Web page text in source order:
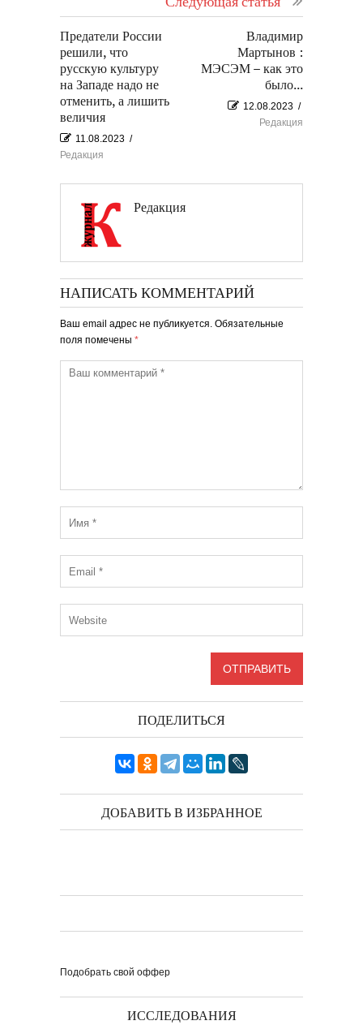
Предатели России
решили, что
русскую культуру
на Западе надо не
отменить, а лишить
величия
11.08.2023 /
Редакция
Владимир
Мартынов :
МЭСЭМ – как это
было...
12.08.2023 /
Редакция
Редакция
НАПИСАТЬ КОММЕНТАРИЙ
Ваш email адрес не публикуется. Обязательные
поля помечены *
ПОДЕЛИТЬСЯ
ДОБАВИТЬ В ИЗБРАННОЕ
Подобрать свой оффер
ИССЛЕДОВАНИЯ